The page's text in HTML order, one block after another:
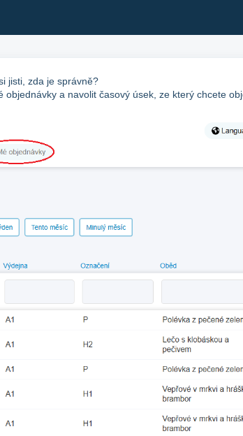
jisti, zda je správně?
objednávky a navolit časový úsek, ze který chcete